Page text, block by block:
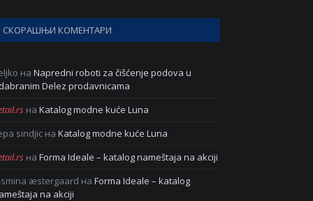
СКОРАШЊИ КОМЕНТАРИ
на Napredni roboti za čišćenje podova u
Delez prodavnicama
на Katalog modne kuće Luna
sindjic на Katalog modne kuće Luna
на Forma Ideale – katalog nameštaja na akciji
æstergaard на Forma Ideale – katalog
na akciji